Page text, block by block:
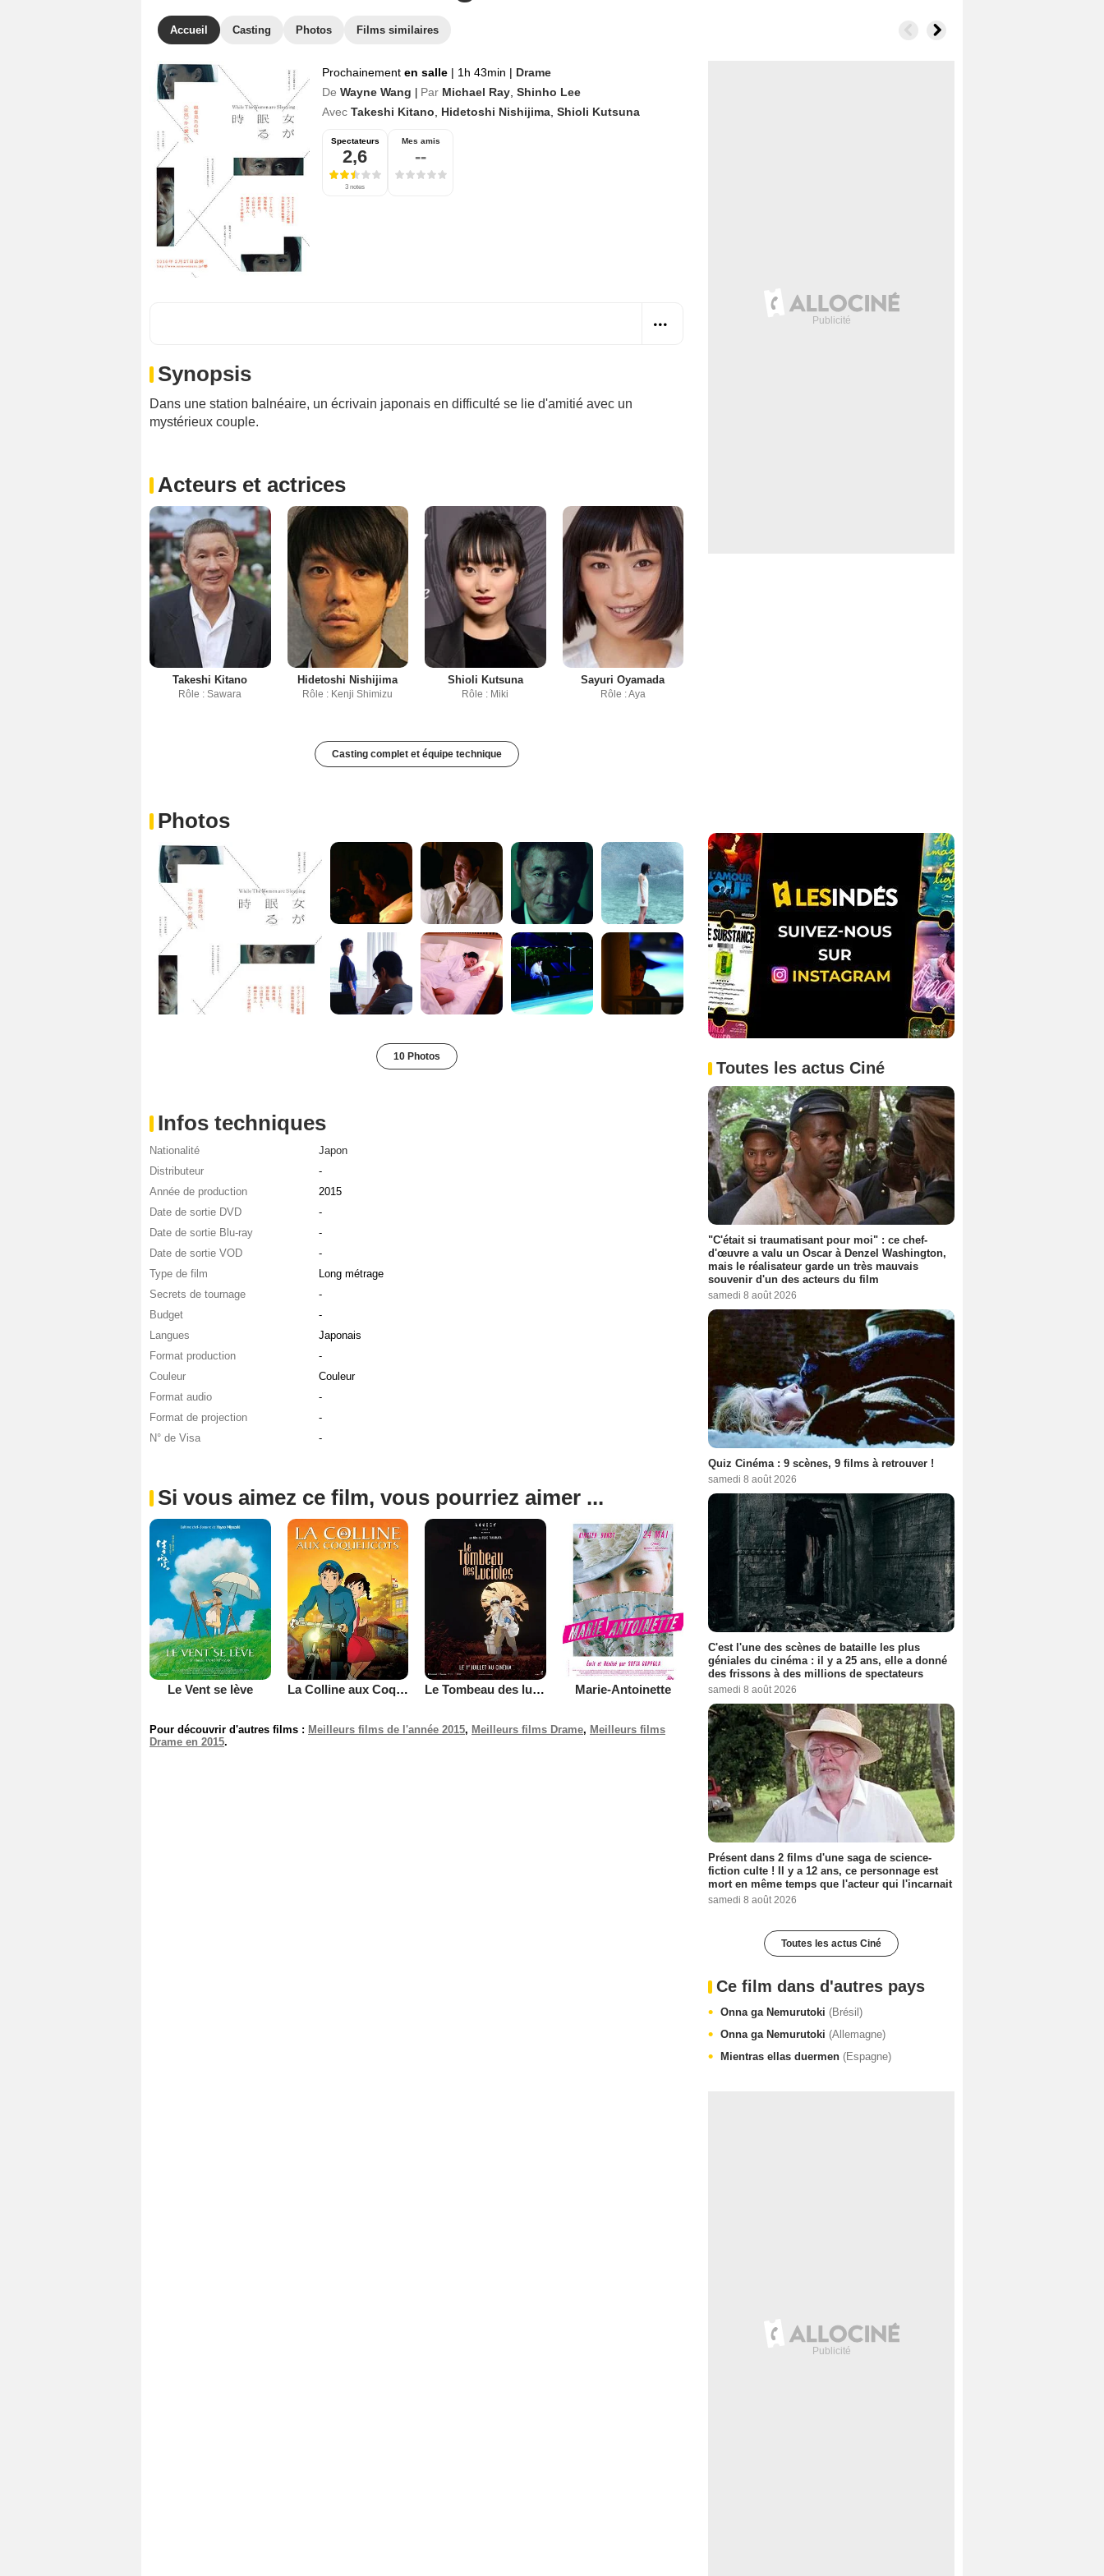
Accueil Casting Photos Films similaires
Prochainement en salle | 1h 43min | Drame
De Wayne Wang Par Michael Ray Shinho Lee
Avec Takeshi Kitano Hidetoshi Nishijima Shioli Kutsuna
Spectateurs
2,6
3 notes
Mes amis
--
Synopsis
Dans une station balnéaire, un écrivain japonais en difficulté se lie d'amitié avec un
mystérieux couple.
Acteurs et actrices
Takeshi Kitano
Rôle : Sawara
Hidetoshi Nishijima
Rôle : Kenji Shimizu
Shioli Kutsuna
Rôle : Miki
Sayuri Oyamada
Rôle : Aya
Casting complet et équipe technique
Photos
10 Photos
Infos techniques
Nationalité
Japon
Distributeur
-
Année de production
2015
Date de sortie DVD
-
Date de sortie Blu-ray
-
Date de sortie VOD
-
Type de film
Long métrage
Secrets de tournage
-
Budget
-
Langues
Japonais
Format production
-
Couleur
Couleur
Format audio
-
Format de projection
-
N° de Visa
-
Si vous aimez ce film, vous pourriez aimer ...
Le Vent se lève La Colline aux Coquelicots Le Tombeau des lucioles Marie-Antoinette
Pour découvrir d'autres films : Meilleurs films de l'année 2015, Meilleurs films Drame, Meilleurs films
Drame en 2015.
Toutes les actus Ciné
"C'était si traumatisant pour moi" : ce chef-
d'œuvre a valu un Oscar à Denzel Washington,
mais le réalisateur garde un très mauvais
souvenir d'un des acteurs du film
samedi 8 août 2026
Quiz Cinéma : 9 scènes, 9 films à retrouver !
samedi 8 août 2026
C'est l'une des scènes de bataille les plus
géniales du cinéma : il y a 25 ans, elle a donné
des frissons à des millions de spectateurs
samedi 8 août 2026
Présent dans 2 films d'une saga de science-
fiction culte ! Il y a 12 ans, ce personnage est
mort en même temps que l'acteur qui l'incarnait
samedi 8 août 2026
Toutes les actus Ciné
Ce film dans d'autres pays
Onna ga Nemurutoki (Brésil)
Onna ga Nemurutoki (Allemagne)
Mientras ellas duermen (Espagne)